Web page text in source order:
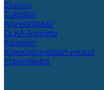
Etusivu
Tukipilari
Ajankohtaista
OLKA-toiminta
Kalenteri
Kokoontumistilan varaus
Yhteystiedot